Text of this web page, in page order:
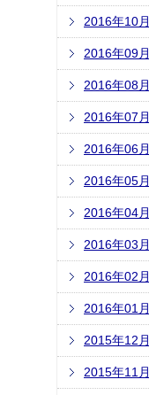
2016年10月
2016年09月
2016年08月
2016年07月
2016年06月
2016年05月
2016年04月
2016年03月
2016年02月
2016年01月
2015年12月
2015年11月